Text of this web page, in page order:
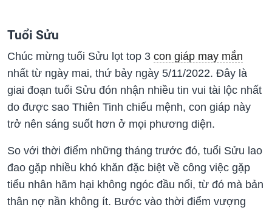
Tuổi Sửu
Chúc mừng tuổi Sửu lọt top 3 con giáp may mắn
nhất từ ngày mai, thứ bảy ngày 5/11/2022. Đây là
giai đoạn tuổi Sửu đón nhận nhiều tin vui tài lộc nhất
do được sao Thiên Tinh chiếu mệnh, con giáp này
trở nên sáng suốt hơn ở mọi phương diện.
So với thời điểm những tháng trước đó, tuổi Sửu lao
đao gặp nhiều khó khăn đặc biệt về công việc gặp
tiểu nhân hãm hại không ngóc đầu nổi, từ đó mà bản
thân nợ nần không ít. Bước vào thời điểm vượng